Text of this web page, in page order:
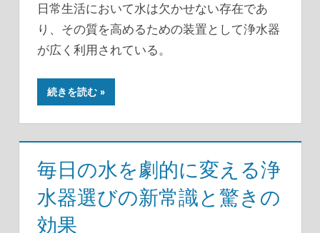
日常生活において水は欠かせない存在であ
り、その質を高めるための装置として浄水器
が広く利用されている。
続きを読む
毎日の水を劇的に変える浄
水器選びの新常識と驚きの
効果